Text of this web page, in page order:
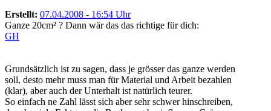
Erstellt: 07.04.2008 - 16:54 Uhr
Ganze 20cm² ? Dann wär das das richtige für dich:
GH
Grundsätzlich ist zu sagen, dass je grösser das ganze werden
soll, desto mehr muss man für Material und Arbeit bezahlen
(klar), aber auch der Unterhalt ist natürlich teurer.
So einfach ne Zahl lässt sich aber sehr schwer hinschreiben,